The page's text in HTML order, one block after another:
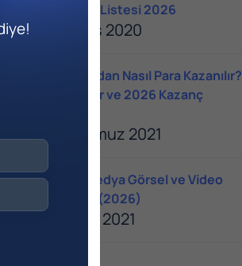
Ürünlerin Listesi 2026
14 Mayıs 2020
YouTube'dan Nasıl Para Kazanılır?
Yöntemler ve 2026 Kazanç
06 Temmuz 2021
Sosyal Medya Görsel ve Video
Boyutları (2026)
06 Ocak 2021